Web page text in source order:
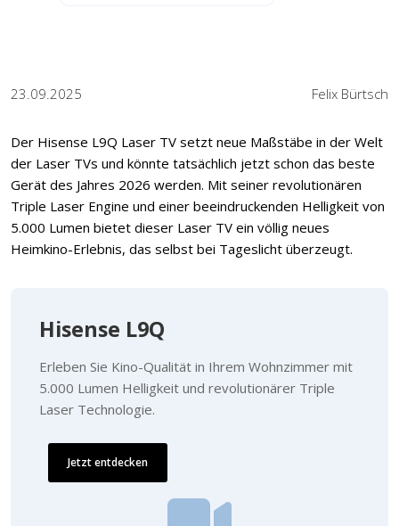
23.09.2025 Felix Bürtsch
Der Hisense L9Q Laser TV setzt neue Maßstäbe in der Welt
der Laser TVs und könnte tatsächlich jetzt schon das beste
Gerät des Jahres 2026 werden. Mit seiner revolutionären
Triple Laser Engine und einer beeindruckenden Helligkeit von
5.000 Lumen bietet dieser Laser TV ein völlig neues
Heimkino-Erlebnis, das selbst bei Tageslicht überzeugt.
Hisense L9Q
Erleben Sie Kino-Qualität in Ihrem Wohnzimmer mit
5.000 Lumen Helligkeit und revolutionärer Triple
Laser Technologie.
Jetzt entdecken